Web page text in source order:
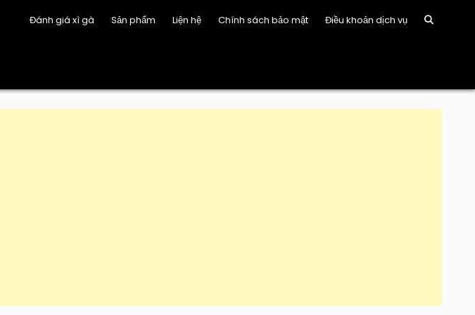
Đánh giá xì gà Sản phẩm Liện hệ Chính sách bảo mật Điều khoản dịch vụ